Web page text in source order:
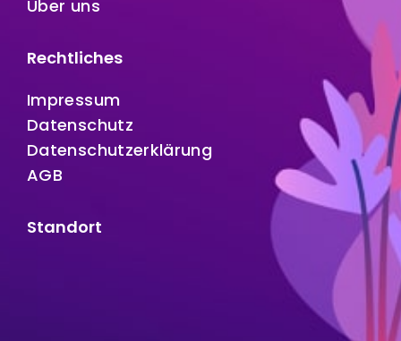
Über uns
Rechtliches
Impressum
Datenschutz
Datenschutzerklärung
AGB
Standort